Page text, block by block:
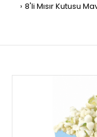
8'li Mısır Kutusu